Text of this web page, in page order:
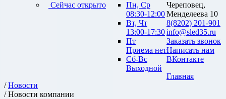
Сейчас открыто
Пн, Ср
08:30-12:00
Вт, Чт
13:00-17:30
Пт
Приема нет
Сб-Вс
Выходной
Череповец,
Менделеева 10
8(8202) 201-901
info@sled35.ru
Заказать звонок
Написать нам
ВКонтакте
Главная
/Новости
/ Новости компании